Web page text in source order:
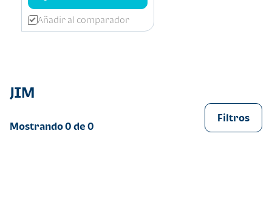
Añadir al comparador
JIM
Mostrando0 de 0
Filtros